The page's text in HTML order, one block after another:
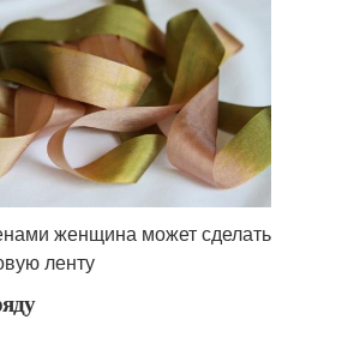
женщина может сделать
ленту